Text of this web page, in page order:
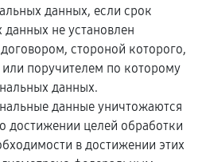
данных, если срок
не установлен
стороной которого,
поручителем по которому
данных.
данные уничтожаются
достижении целей обработки
в достижении этих